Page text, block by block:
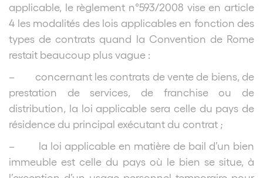
applicable, le règlement n°593/2008 vise en article
4 les modalités des lois applicables en fonction des
types de contrats quand la Convention de Rome
restait beaucoup plus vague :
– concernant les contrats de vente de biens, de
prestation de services, de franchise ou de
distribution, la loi applicable sera celle du pays de
résidence du principal exécutant du contrat ;
– la loi applicable en matière de bail d’un bien
immeuble est celle du pays où le bien se situe, à